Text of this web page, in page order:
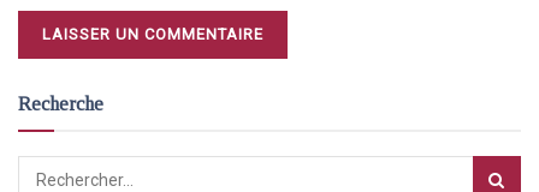
Recherche